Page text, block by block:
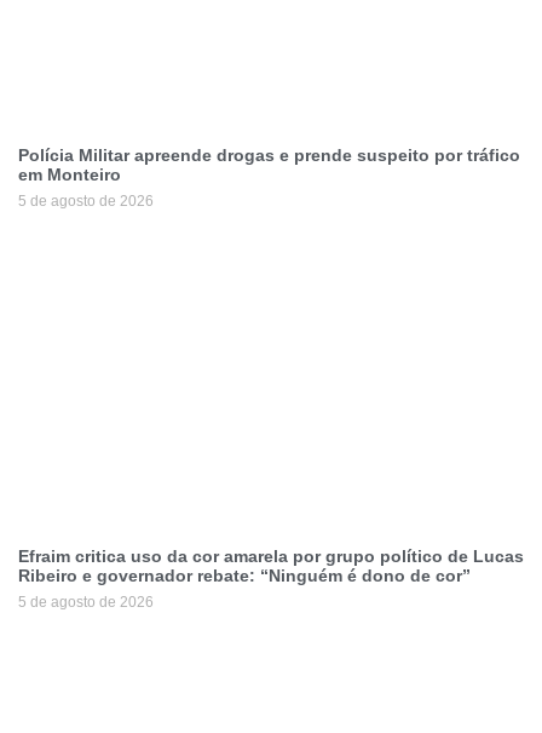
Polícia Militar apreende drogas e prende suspeito por tráfico
em Monteiro
5 de agosto de 2026
Efraim critica uso da cor amarela por grupo político de Lucas
Ribeiro e governador rebate: “Ninguém é dono de cor”
5 de agosto de 2026